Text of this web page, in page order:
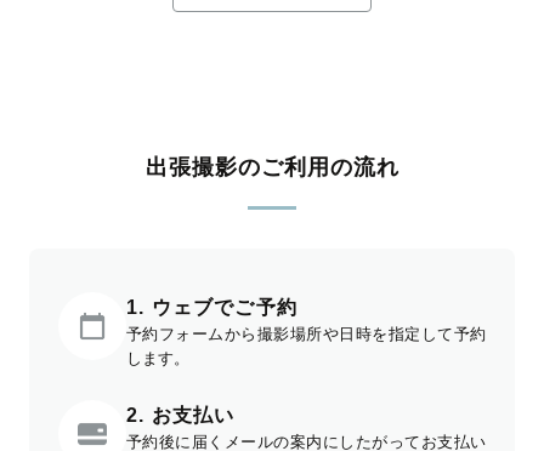
出張撮影のご利用の流れ
1. ウェブでご予約
予約フォームから撮影場所や日時を指定して予約
します。
2. お支払い
予約後に届くメールの案内にしたがってお支払い